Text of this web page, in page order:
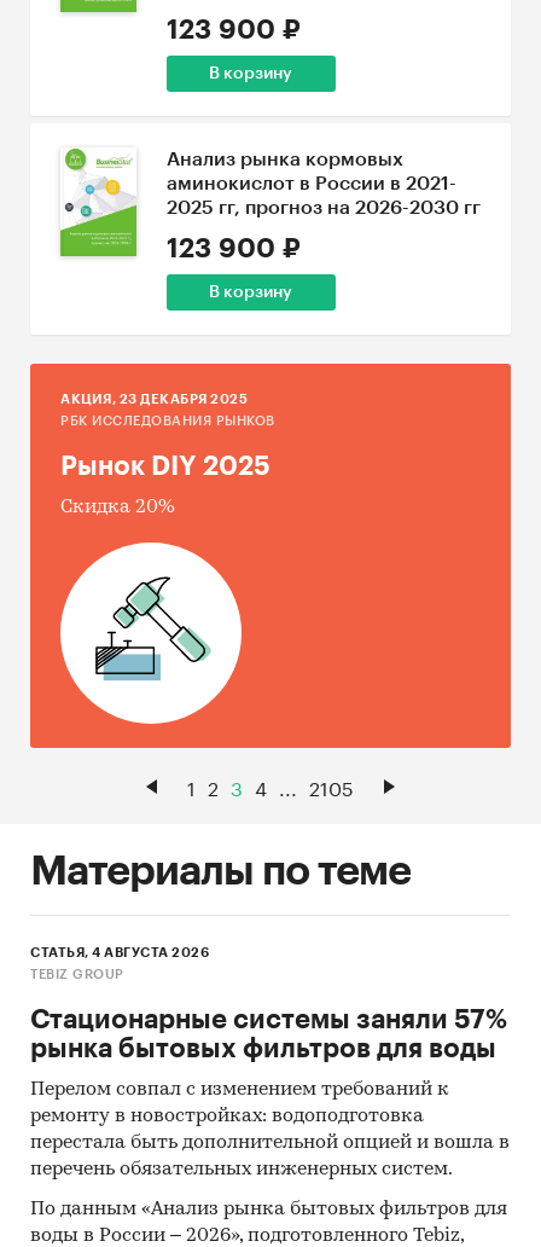
123 900 ₽
В корзину
Анализ рынка кормовых
аминокислот в России в 2021-
2025 гг, прогноз на 2026-2030 гг
123 900 ₽
В корзину
AКЦИЯ, 23 ДЕКАБРЯ 2025
РБК ИССЛЕДОВАНИЯ РЫНКОВ
Рынок DIY 2025
Скидка 20%
1 2 3 4 ... 2105
Материалы по теме
СТАТЬЯ, 4 АВГУСТА 2026
TEBIZ GROUP
Стационарные системы заняли 57%
рынка бытовых фильтров для воды
Перелом совпал с изменением требований к
ремонту в новостройках: водоподготовка
перестала быть дополнительной опцией и вошла в
перечень обязательных инженерных систем.
По данным «Анализ рынка бытовых фильтров для
воды в России – 2026», подготовленного Tebiz,